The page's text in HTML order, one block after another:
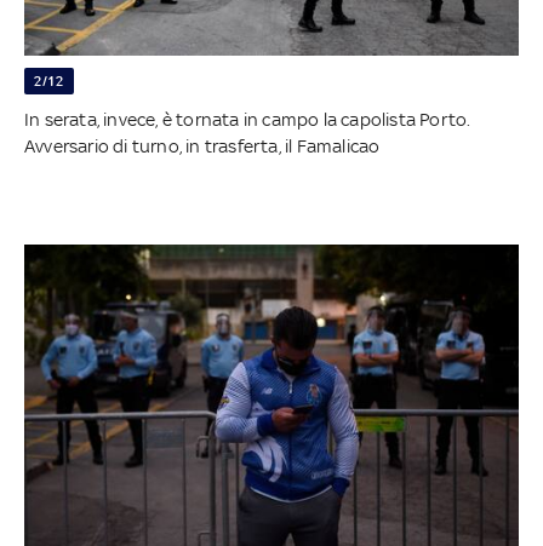
2/12
In serata, invece, è tornata in campo la capolista Porto.
Avversario di turno, in trasferta, il Famalicao